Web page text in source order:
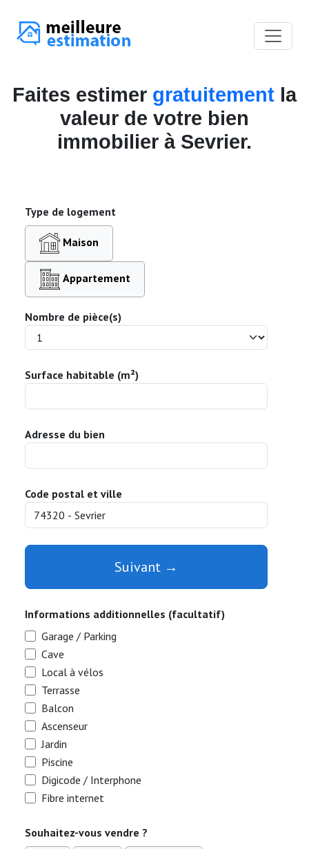
Faites estimer gratuitement la
valeur de votre bien
immobilier à Sevrier.
Type de logement
Maison
Appartement
Nombre de pièce(s)
Surface habitable (m²)
Adresse du bien
Code postal et ville
Suivant →
Informations additionnelles (facultatif)
Garage / Parking
Cave
Local à vélos
Terrasse
Balcon
Ascenseur
Jardin
Piscine
Digicode / Interphone
Fibre internet
Souhaitez-vous vendre ?